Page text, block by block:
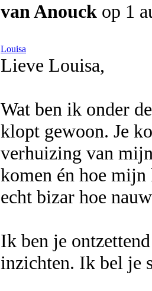
van Anouck op 1
Louisa
Lieve Louisa,
Wat ben ik onder
klopt gewoon. Je
verhuizing van
komen én hoe mijn
echt bizar hoe
Ik ben je
inzichten. Ik bel je